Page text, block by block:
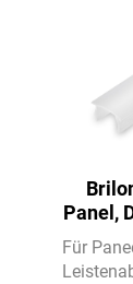
Panel,
Für